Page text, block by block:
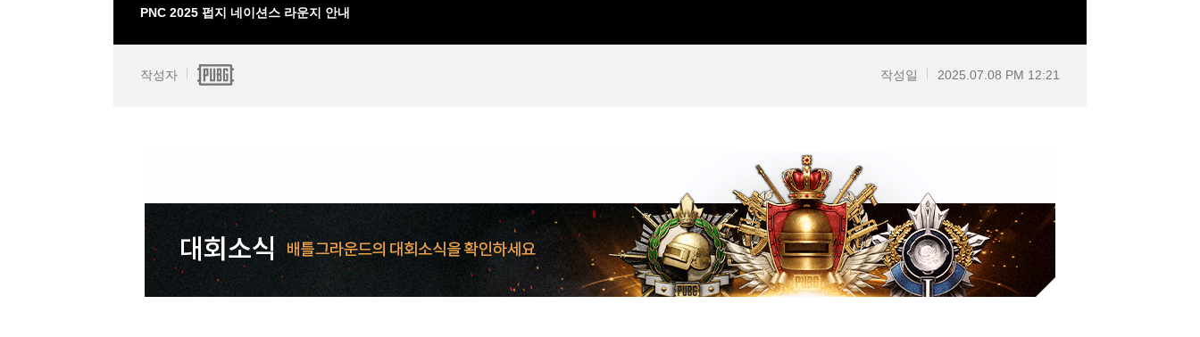
PNC 2025 펍지 네이션스 라운지 안내
작성자 작성일 2025.07.08 PM 12:21